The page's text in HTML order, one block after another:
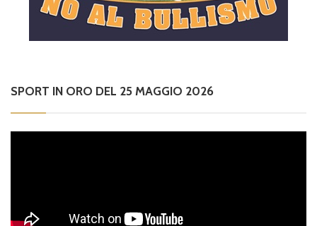
SPORT IN ORO DEL 25 MAGGIO 2026